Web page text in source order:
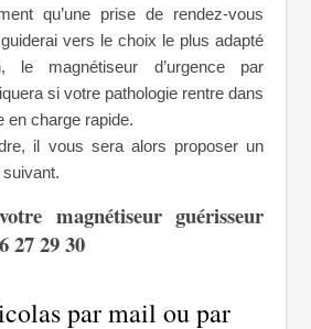
qu’une prise de rendez-vous
vers le choix le plus adapté
le magnétiseur d’urgence par
si votre pathologie rentre dans
en charge rapide.
il vous sera alors proposer un
magnétiseur guérisseur
27 29 30
par mail ou par